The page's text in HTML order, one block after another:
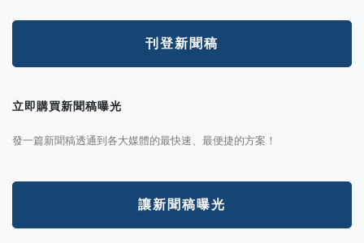
刊登新聞稿
立即購買新聞稿曝光
發一篇新聞稿透通到各大媒體的最快速、最便捷的方案！
讓新聞稿曝光